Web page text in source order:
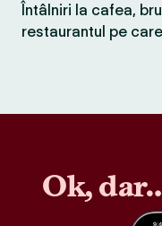
Întâlniri la cafea,
restaurantul pe
Ok,